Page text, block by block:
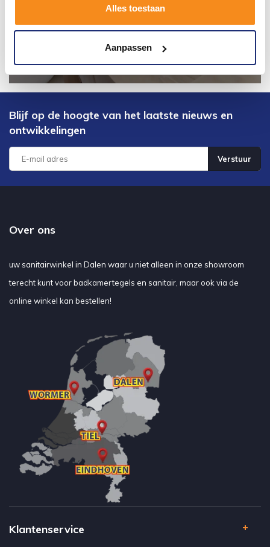
Alles toestaan
Aanpassen
Blijf op de hoogte van het laatste nieuws en
ontwikkelingen
Verstuur
Over ons
uw sanitairwinkel in Dalen waar u niet alleen in onze showroom
terecht kunt voor badkamertegels en sanitair, maar ook via de
online winkel kan bestellen!
Klantenservice